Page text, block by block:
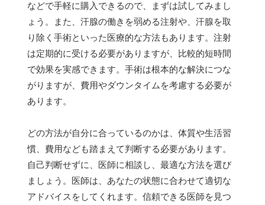
などで手軽に購入できるので、まずは試してみまし
ょう。また、汗腺の働きを弱める注射や、汗腺を取
り除く手術といった医療的な方法もあります。注射
は定期的に受ける必要がありますが、比較的短時間
で効果を実感できます。手術は根本的な解決につな
がりますが、費用やダウンタイムを考慮する必要が
あります。
どの方法が自分に合っているのかは、体質や生活習
慣、費用なども踏まえて判断する必要があります。
自己判断せずに、医師に相談し、最適な方法を選び
ましょう。医師は、あなたの状態に合わせて適切な
アドバイスをしてくれます。信頼できる医師を見つ